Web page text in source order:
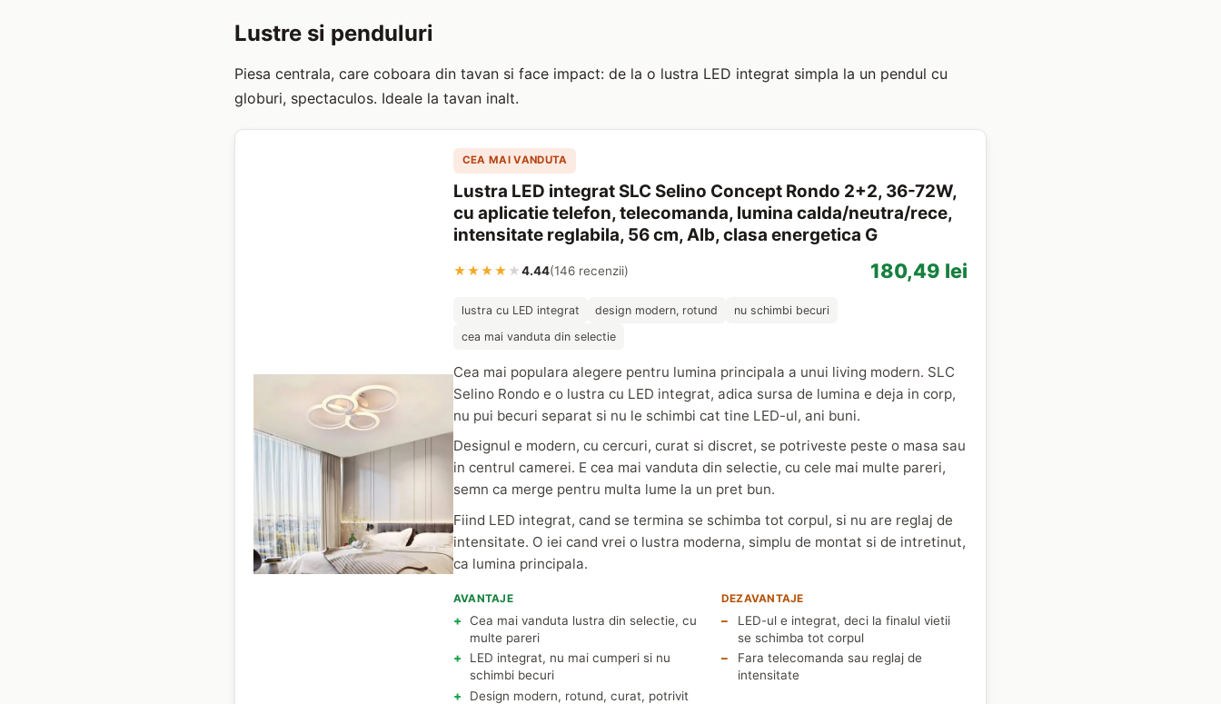
Lustre si penduluri
Piesa centrala, care coboara din tavan si face impact: de la o lustra LED integrat simpla la un pendul cu
globuri, spectaculos. Ideale la tavan inalt.
CEA MAI VANDUTA
Lustra LED integrat SLC Selino Concept Rondo 2+2, 36-72W,
cu aplicatie telefon, telecomanda, lumina calda/neutra/rece,
intensitate reglabila, 56 cm, Alb, clasa energetica G
★★★★ ★4.44(146 recenzii) 180,49 lei
lustra cu LED integrat design modern, rotund
nu schimbi becuri
cea mai vanduta din selectie
Cea mai populara alegere pentru lumina principala a unui living modern. SLC
Selino Rondo e o lustra cu LED integrat, adica sursa de lumina e deja in corp,
nu pui becuri separat si nu le schimbi cat tine LED-ul, ani buni.
Designul e modern, cu cercuri, curat si discret, se potriveste peste o masa sau
in centrul camerei. E cea mai vanduta din selectie, cu cele mai multe pareri,
semn ca merge pentru multa lume la un pret bun.
Fiind LED integrat, cand se termina se schimba tot corpul, si nu are reglaj de
intensitate. O iei cand vrei o lustra moderna, simplu de montat si de intretinut,
ca lumina principala.
AVANTAJE
Cea mai vanduta lustra din selectie, cu
multe pareri
LED integrat, nu mai cumperi si nu
schimbi becuri
Design modern, rotund, curat, potrivit
DEZAVANTAJE
LED-ul e integrat, deci la finalul vietii
se schimba tot corpul
Fara telecomanda sau reglaj de
intensitate